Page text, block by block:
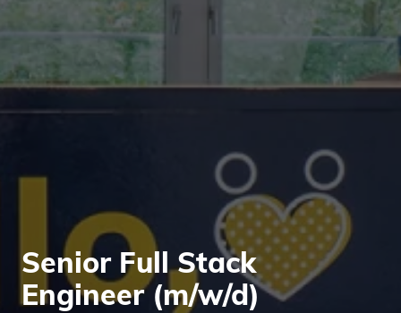
Senior Full Stack
Engineer (m/w/d)